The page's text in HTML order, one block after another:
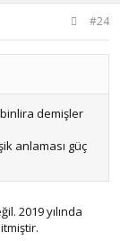
#24
demişler
anlaması güç
2019 yılında